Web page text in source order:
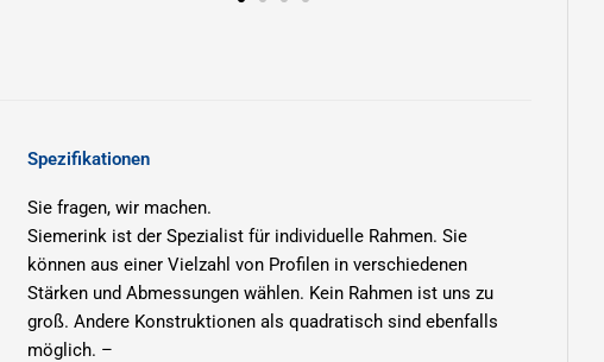
Spezifikationen
Sie fragen, wir machen.
Siemerink ist der Spezialist für individuelle Rahmen. Sie
können aus einer Vielzahl von Profilen in verschiedenen
Stärken und Abmessungen wählen. Kein Rahmen ist uns zu
groß. Andere Konstruktionen als quadratisch sind ebenfalls
möglich. –